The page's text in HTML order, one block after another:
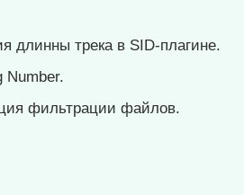
длинны трека в SID-плагине.
Number.
фильтрации файлов.